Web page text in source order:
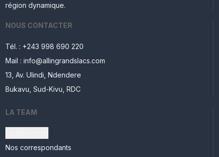
région dynamique.
NOUS CONTACTER
Tél. : +243 998 690 220
Mail : info@allingrandslacs.com
13, Av. Ulindi, Ndendere
Bukavu, Sud-Kivu, RDC
LA TEAM
Nos correspondants